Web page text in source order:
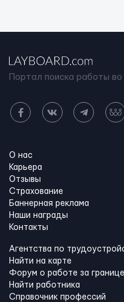
Портал поиска работы
О нас
Карьера
Отзывы
Страхование
Баннерная реклама
Наши награды
Контакты
Агентства по
Найти на карте
Форум о работе за
Найти работника
Справочник профессий